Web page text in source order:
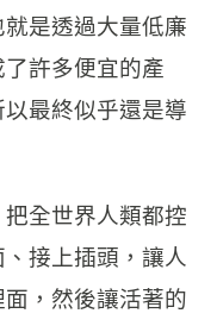
是透過大量低廉
許多便宜的產
最終似乎還是導
把全世界人類都控
接上插頭，讓人
，然後讓活著的